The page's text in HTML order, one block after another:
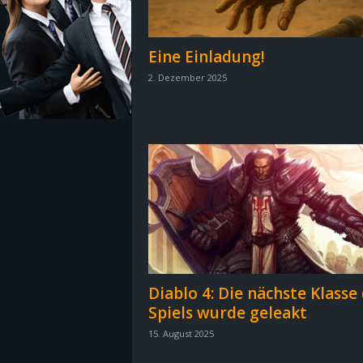
z
e
h
n
e
Eine Einladung!
2. Dezember 2025
Diablo 4: Die nächste Klasse
Spiels wurde geleakt
15. August 2025